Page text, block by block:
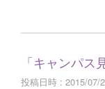
「キャンパ
投稿日時 : 2015/07/